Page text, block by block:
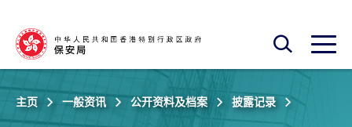
开启搜寻框
开启
主页 一般资讯 公开资料及档案 披露记录